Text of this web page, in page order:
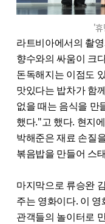
'
라트비아에서의 촬
향수와의 싸움이 크
돈독해지는 이점도
맛있다는 밥차가 함
없을 때는 음식을 만
했다."고 했다. 현지
박해준은 재료 손질
볶음밥을 만들어 스
마지막으로 류승완
주는 영화이다. 이
관객들의 놀이터로